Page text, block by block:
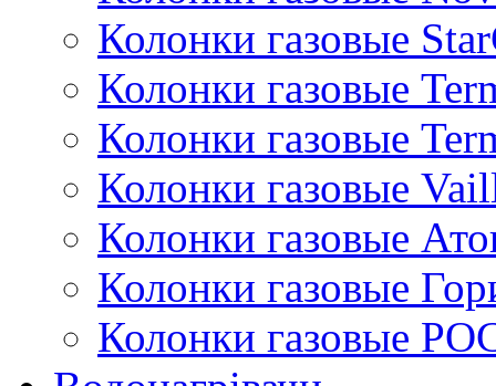
Колонки газовые
Колонки газовые
Колонки газовые
Колонки газовые
Колонки газовые
Колонки газовые
Колонки газовые